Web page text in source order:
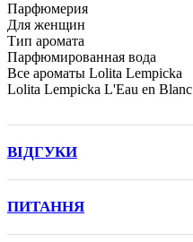
Парфюмерия
Для женщин
Тип аромата
Парфюмированная вода
Все ароматы Lolita Lempicka
Lolita Lempicka L'Eau en Blanc
ВІДГУКИ
ПИТАННЯ